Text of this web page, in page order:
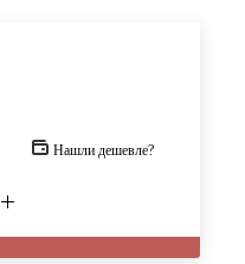
Нашли дешевле?